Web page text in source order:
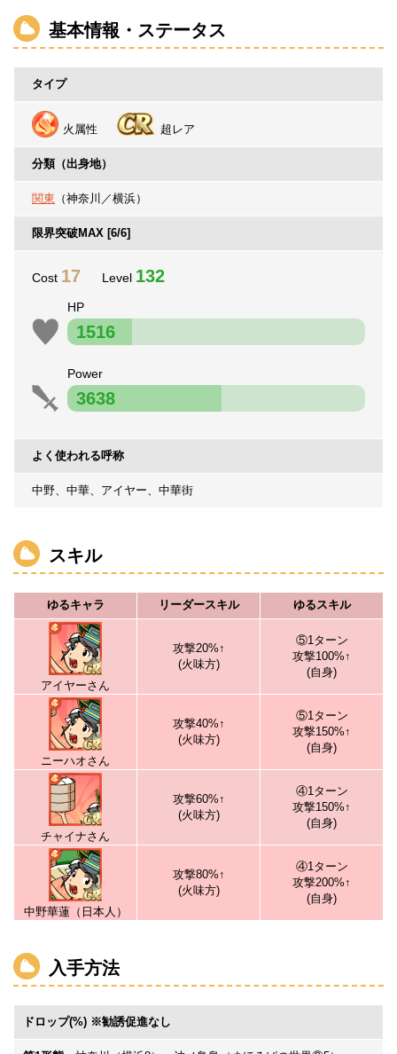
基本情報・ステータス
タイプ
火属性 超レア
分類（出身地）
関東 （神奈川／横浜）
限界突破MAX [6/6]
Cost 17 Level 132
HP
1516
Power
3638
よく使われる呼称
中野、中華、アイヤー、中華街
スキル
ゆるキャラ リーダースキル ゆるスキル
アイヤーさん
攻撃20%↑
(火味方)
⑤1ターン
攻撃100%↑
(自身)
ニーハオさん
攻撃40%↑
(火味方)
⑤1ターン
攻撃150%↑
(自身)
チャイナさん
攻撃60%↑
(火味方)
④1ターン
攻撃150%↑
(自身)
中野華蓮（日本人）
攻撃80%↑
(火味方)
④1ターン
攻撃200%↑
(自身)
入手方法
ドロップ(%) ※勧誘促進なし